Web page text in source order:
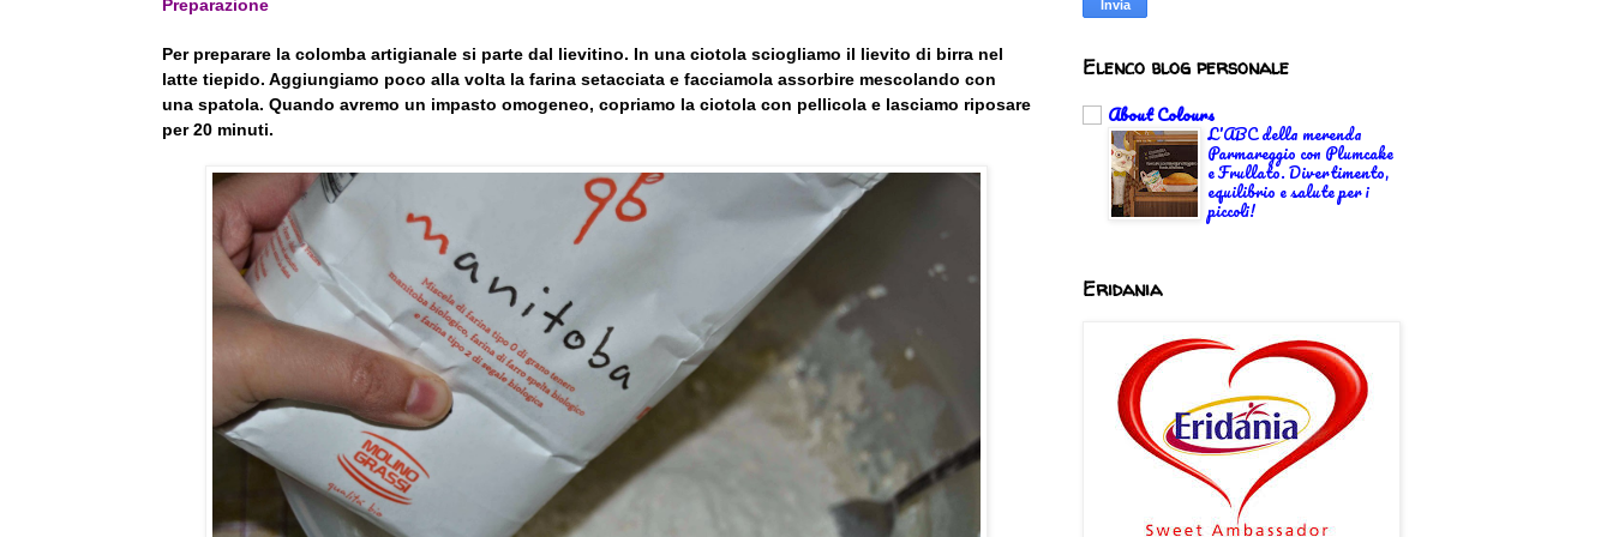
Preparazione
Per preparare la colomba artigianale si parte dal lievitino. In una ciotola sciogliamo il lievito di birra nel
latte tiepido. Aggiungiamo poco alla volta la farina setacciata e facciamola assorbire mescolando con
una spatola. Quando avremo un impasto omogeneo, copriamo la ciotola con pellicola e lasciamo riposare
per 20 minuti.
Elenco blog personale
About Colours
L'ABC della merenda
Parmareggio con Plumcake
e Frullato. Divertimento,
equilibrio e salute per i
piccoli!
Eridania